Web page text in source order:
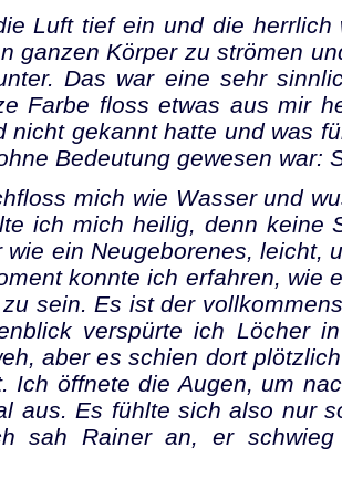
Luft tief ein und die herrlich
ganzen Körper zu strömen
Das war eine sehr
Farbe floss etwas aus mir
nicht gekannt hatte und was
Bedeutung gewesen war:
mich wie Wasser und
ich mich heilig, denn keine
wie ein Neugebo­renes, leicht,
konnte ich erfahren, wie
sein. Es ist der
verspürte ich Löcher
aber es schien dort
Ich öff­nete die Augen, um
aus. Es fühlte sich also nur
sah Rainer an, er